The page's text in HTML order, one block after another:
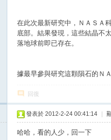
在此次最新研究中，ＮＡＳＡ
底部。結果發現，這些結晶不
落地球前即已存在。
據最早參與研究這顆隕石的Ｎ
回復
發表於 2012-2-24 00:41:14
哈哈，看的人少，回一下